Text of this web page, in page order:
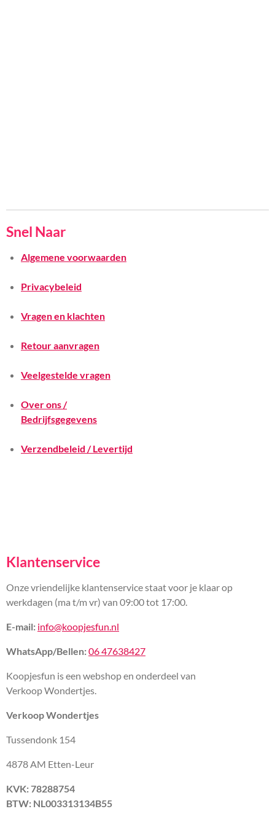
Snel Naar
Algemene voorwaarden
Privacybeleid
Vragen en klachten
Retour aanvragen
Veelgestelde vragen
Over ons /
Bedrijfsgegevens
Verzendbeleid / Levertijd
Klantenservice
Onze vriendelijke klantenservice staat voor je klaar op
werkdagen (ma t/m vr) van 09:00 tot 17:00.
E-mail: info@koopjesfun.nl
WhatsApp/Bellen:06 47638427
Koopjesfun is een webshop en onderdeel van
Verkoop Wondertjes.
Verkoop Wondertjes
Tussendonk 154
4878 AM Etten-Leur
KVK: 78288754
BTW: NL003313134B55